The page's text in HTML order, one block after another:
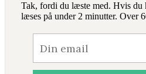
Tak, fordi du læste med. Hvis du
læses på under 2 minutter. Over